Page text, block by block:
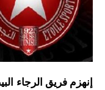
إنهزم فريق الرجاء